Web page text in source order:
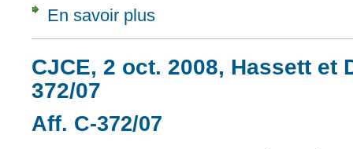
En savoir plus
CJCE, 2 oct. 2008, Hassett et
372/07
Aff. C-372/07